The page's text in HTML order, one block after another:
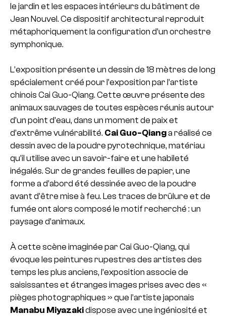
le jardin et les espaces intérieurs du bâtiment de
Jean Nouvel. Ce dispositif architectural reproduit
métaphoriquement la configuration d’un orchestre
symphonique.
L’exposition présente un dessin de 18 mètres de long
spécialement créé pour l’exposition par l’artiste
chinois Cai Guo-Qiang. Cette œuvre présente des
animaux sauvages de toutes espèces réunis autour
d’un point d’eau, dans un moment de paix et
d’extrême vulnérabilité. Cai Guo-Qianga réalisé ce
dessin avec de la poudre pyrotechnique, matériau
qu’il utilise avec un savoir-faire et une habileté
inégalés. Sur de grandes feuilles de papier, une
forme a d’abord été dessinée avec de la poudre
avant d’être mise à feu. Les traces de brûlure et de
fumée ont alors composé le motif recherché : un
paysage d’animaux.
À cette scène imaginée par Cai Guo-Qiang, qui
évoque les peintures rupestres des artistes des
temps les plus anciens, l’exposition associe de
saisissantes et étranges images prises avec des «
pièges photographiques » que l’artiste japonais
Manabu Miyazakidispose avec une ingéniosité et